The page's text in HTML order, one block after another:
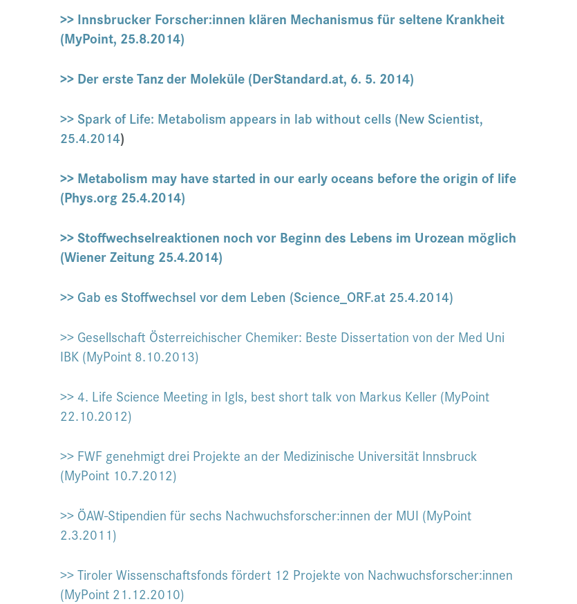
>> Innsbrucker Forscher:innen klären Mechanismus für seltene Krankheit
(MyPoint, 25.8.2014)
>> Der erste Tanz der Moleküle (DerStandard.at, 6. 5. 2014)
>> Spark of Life: Metabolism appears in lab without cells (New Scientist,
25.4.2014)
>> Metabolism may have started in our early oceans before the origin of life
(Phys.org 25.4.2014)
>> Stoffwechselreaktionen noch vor Beginn des Lebens im Urozean möglich
(Wiener Zeitung 25.4.2014)
>> Gab es Stoffwechsel vor dem Leben (Science_ORF.at 25.4.2014)
>> Gesellschaft Österreichischer Chemiker: Beste Dissertation von der Med Uni
IBK (MyPoint 8.10.2013)
>> 4. Life Science Meeting in Igls, best short talk von Markus Keller (MyPoint
22.10.2012)
>> FWF genehmigt drei Projekte an der Medizinische Universität Innsbruck
(MyPoint 10.7.2012)
>> ÖAW-Stipendien für sechs Nachwuchsforscher:innen der MUI (MyPoint
2.3.2011)
>> Tiroler Wissenschaftsfonds fördert 12 Projekte von Nachwuchsforscher:innen
(MyPoint 21.12.2010)